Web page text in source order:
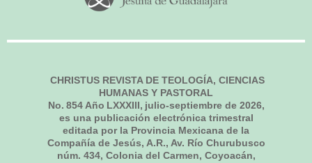
CHRISTUS REVISTA DE TEOLOGÍA, CIENCIAS
HUMANAS Y PASTORAL
No. 854Año LXXXIII, julio-septiembre de 2026,
es una publicación electrónica trimestral
editada por la Provincia Mexicana de la
Compañía de Jesús, A.R., Av. Río Churubusco
núm. 434, Colonia del Carmen, Coyoacán,